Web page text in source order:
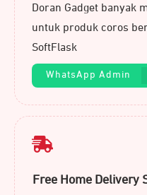
Doran Gadget banyak
untuk produk coros
SoftFlask
WhatsApp Admin
Free Home Delivery